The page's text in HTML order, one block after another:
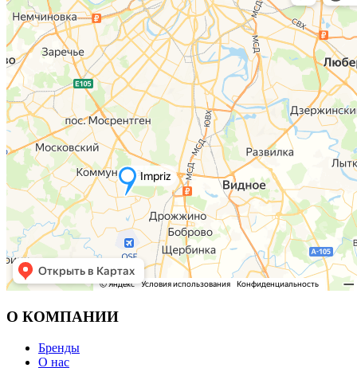
О КОМПАНИИ
Бренды
О нас